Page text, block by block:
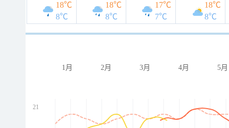
18℃
8℃
18℃
8℃
17℃
7℃
18℃
8℃
1月 2月 3月 4月 5月
21